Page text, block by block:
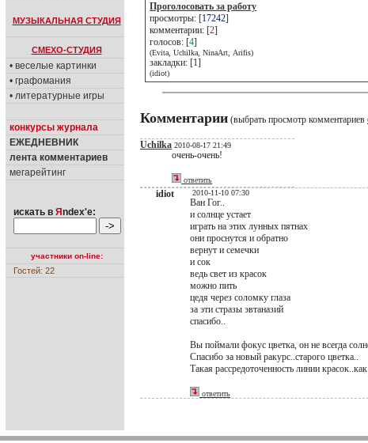
МУЗЫКАЛЬНАЯ СТУДИЯ
СМЕХО-СТУДИЯ
• веселые картинки
• графомания
• литературные игры
конкурсы журнала
ЕЖЕДНЕВНИК
лента комментариев
мегарейтинг
искать в Я ndex'е:
участники on-line:
Гостей: 22
Проголосовать за работу
просмотры: [17242]
комментарии: [2]
голосов: [4]
(Evita, Uchilka, NinaArt, Arifis)
закладки: [1]
(idiot)
Комментарии (выбрать просмотр комментариев
Uchilka 2010-08-17 21:49
очень-очень!
ответить
idiot 2010-11-10 07:30
Ван Гог..
и солнце устает
играть на этих лунных пятнах
они проснутся и обратно
вернут и семечки
и сок
ведь свет из красок
можно пить
цедя через соломку глаза
за эти стразы эвтаназий
спасибо..
Вы поймали фокус цветка, он не всегда
Спасибо за новый ракурс..старого цветка..
Такая рассредоточенность линии
ответить